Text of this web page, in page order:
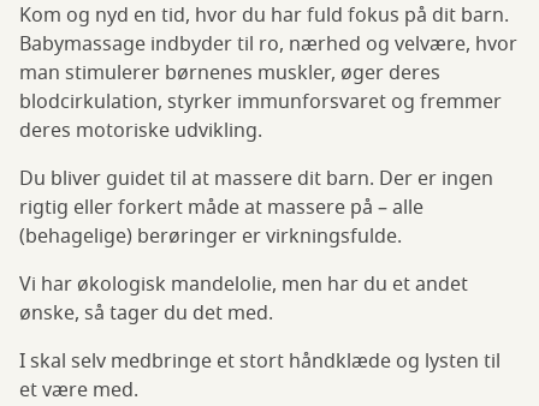
Kom og nyd en tid, hvor du har fuld fokus på dit barn.
Babymassage indbyder til ro, nærhed og velvære, hvor
man stimulerer børnenes muskler, øger deres
blodcirkulation, styrker immunforsvaret og fremmer
deres motoriske udvikling.
Du bliver guidet til at massere dit barn. Der er ingen
rigtig eller forkert måde at massere på – alle
(behagelige) berøringer er virkningsfulde.
Vi har økologisk mandelolie, men har du et andet
ønske, så tager du det med.
I skal selv medbringe et stort håndklæde og lysten til
et være med.